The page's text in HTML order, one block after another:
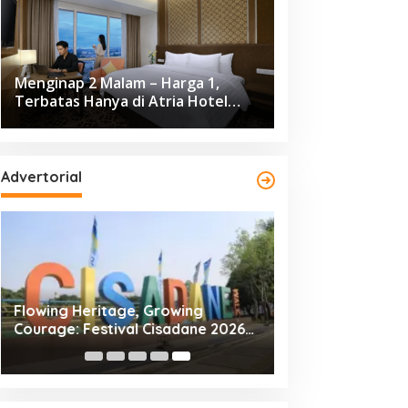
Menginap 2 Malam – Harga 1,
Terbatas Hanya di Atria Hotel
Advertorial
Flowing Heritage, Growing
Courage: Festival Cisadane 2026
Hadir Lebih Semarak di Kota
Tangerang